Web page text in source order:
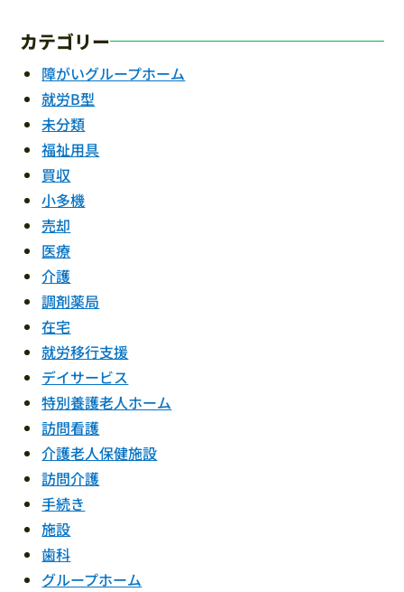
カテゴリー
障がいグループホーム
就労B型
未分類
福祉用具
買収
小多機
売却
医療
介護
調剤薬局
在宅
就労移行支援
デイサービス
特別養護老人ホーム
訪問看護
介護老人保健施設
訪問介護
手続き
施設
歯科
グループホーム